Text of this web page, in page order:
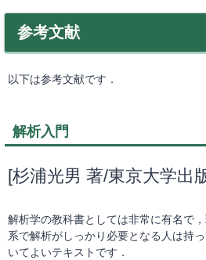
参考文献
以下は参考文献です．
解析入門
[杉浦光男 著/東京大学出
解析学の教科書としては非常に有名で
系で解析がしっかり必要となる人は持
いてよいテキストです．